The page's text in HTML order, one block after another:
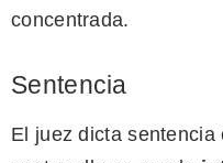
concentrada.
Sentencia
El juez dicta sentencia